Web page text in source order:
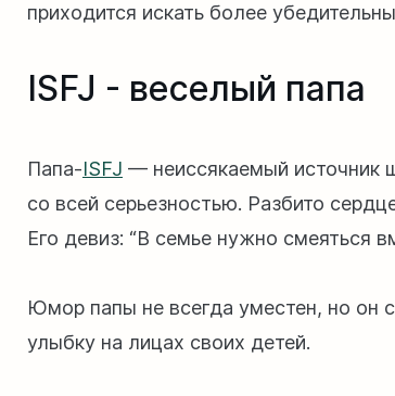
приходится искать более
ISFJ - веселый папа
Папа-ISFJ — неиссякаемый источник
со всей серьезностью. Разбито
Его девиз: “В семье нужно смеяться
Юмор папы не всегда уместен, но он
улыбку на лицах своих детей.